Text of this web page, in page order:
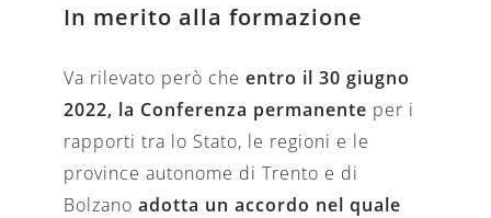
In merito alla formazione
Va rilevato però cheentro il 30 giugno
2022, la Conferenza permanente per i
rapporti tra lo Stato, le regioni e le
province autonome di Trento e di
Bolzanoadotta un accordo nel quale